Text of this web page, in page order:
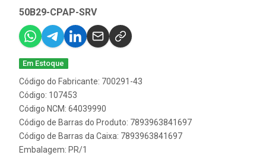
50B29-CPAP-SRV
Em Estoque
Código do Fabricante: 700291-43
Código: 107453
Código NCM: 64039990
Código de Barras do Produto: 7893963841697
Código de Barras da Caixa: 7893963841697
Embalagem: PR/1